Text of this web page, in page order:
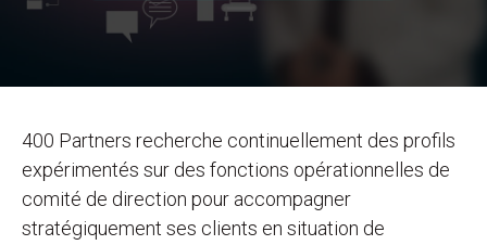
400 Partners recherche continuellement des profils
expérimentés sur des fonctions opérationnelles de
comité de direction pour accompagner
stratégiquement ses clients en situation de